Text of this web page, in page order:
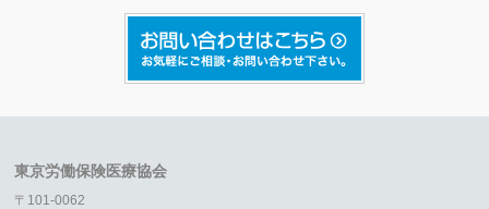
東京労働保険医療協会
〒101-0062